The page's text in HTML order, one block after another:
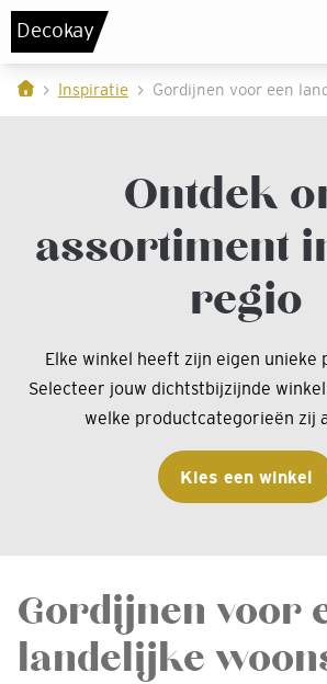
Decokay
Inspiratie Gordijnen voor een
Ontdek
assortiment
regio
Elke winkel heeft zijn eigen unieke
Selecteer jouw dichtstbijzijnde
welke productcategorieën zij
Kies een winkel
Gordijnen voor
landelijke